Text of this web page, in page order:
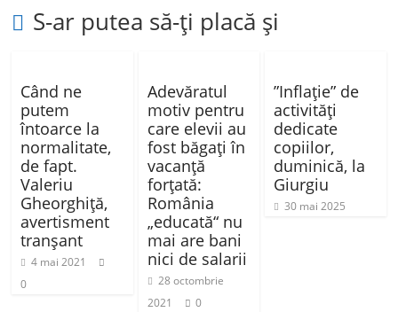
S-ar putea să-ți placă și
Când ne
putem
întoarce la
normalitate,
de fapt.
Valeriu
Gheorghiță,
avertisment
tranșant
4 mai 2021
0
Adevăratul
motiv pentru
care elevii au
fost băgaţi în
vacanţă
forţată:
România
„educată“ nu
mai are bani
nici de salarii
28 octombrie
2021
0
”Inflație” de
activități
dedicate
copiilor,
duminică, la
Giurgiu
30 mai 2025